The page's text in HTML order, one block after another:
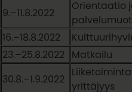
9.–11.8.2022
Orientaatio
16.–18.8.2022
23.–25.8.2022 Matkailu
30.8.–1.9.2022
yrittäjyys